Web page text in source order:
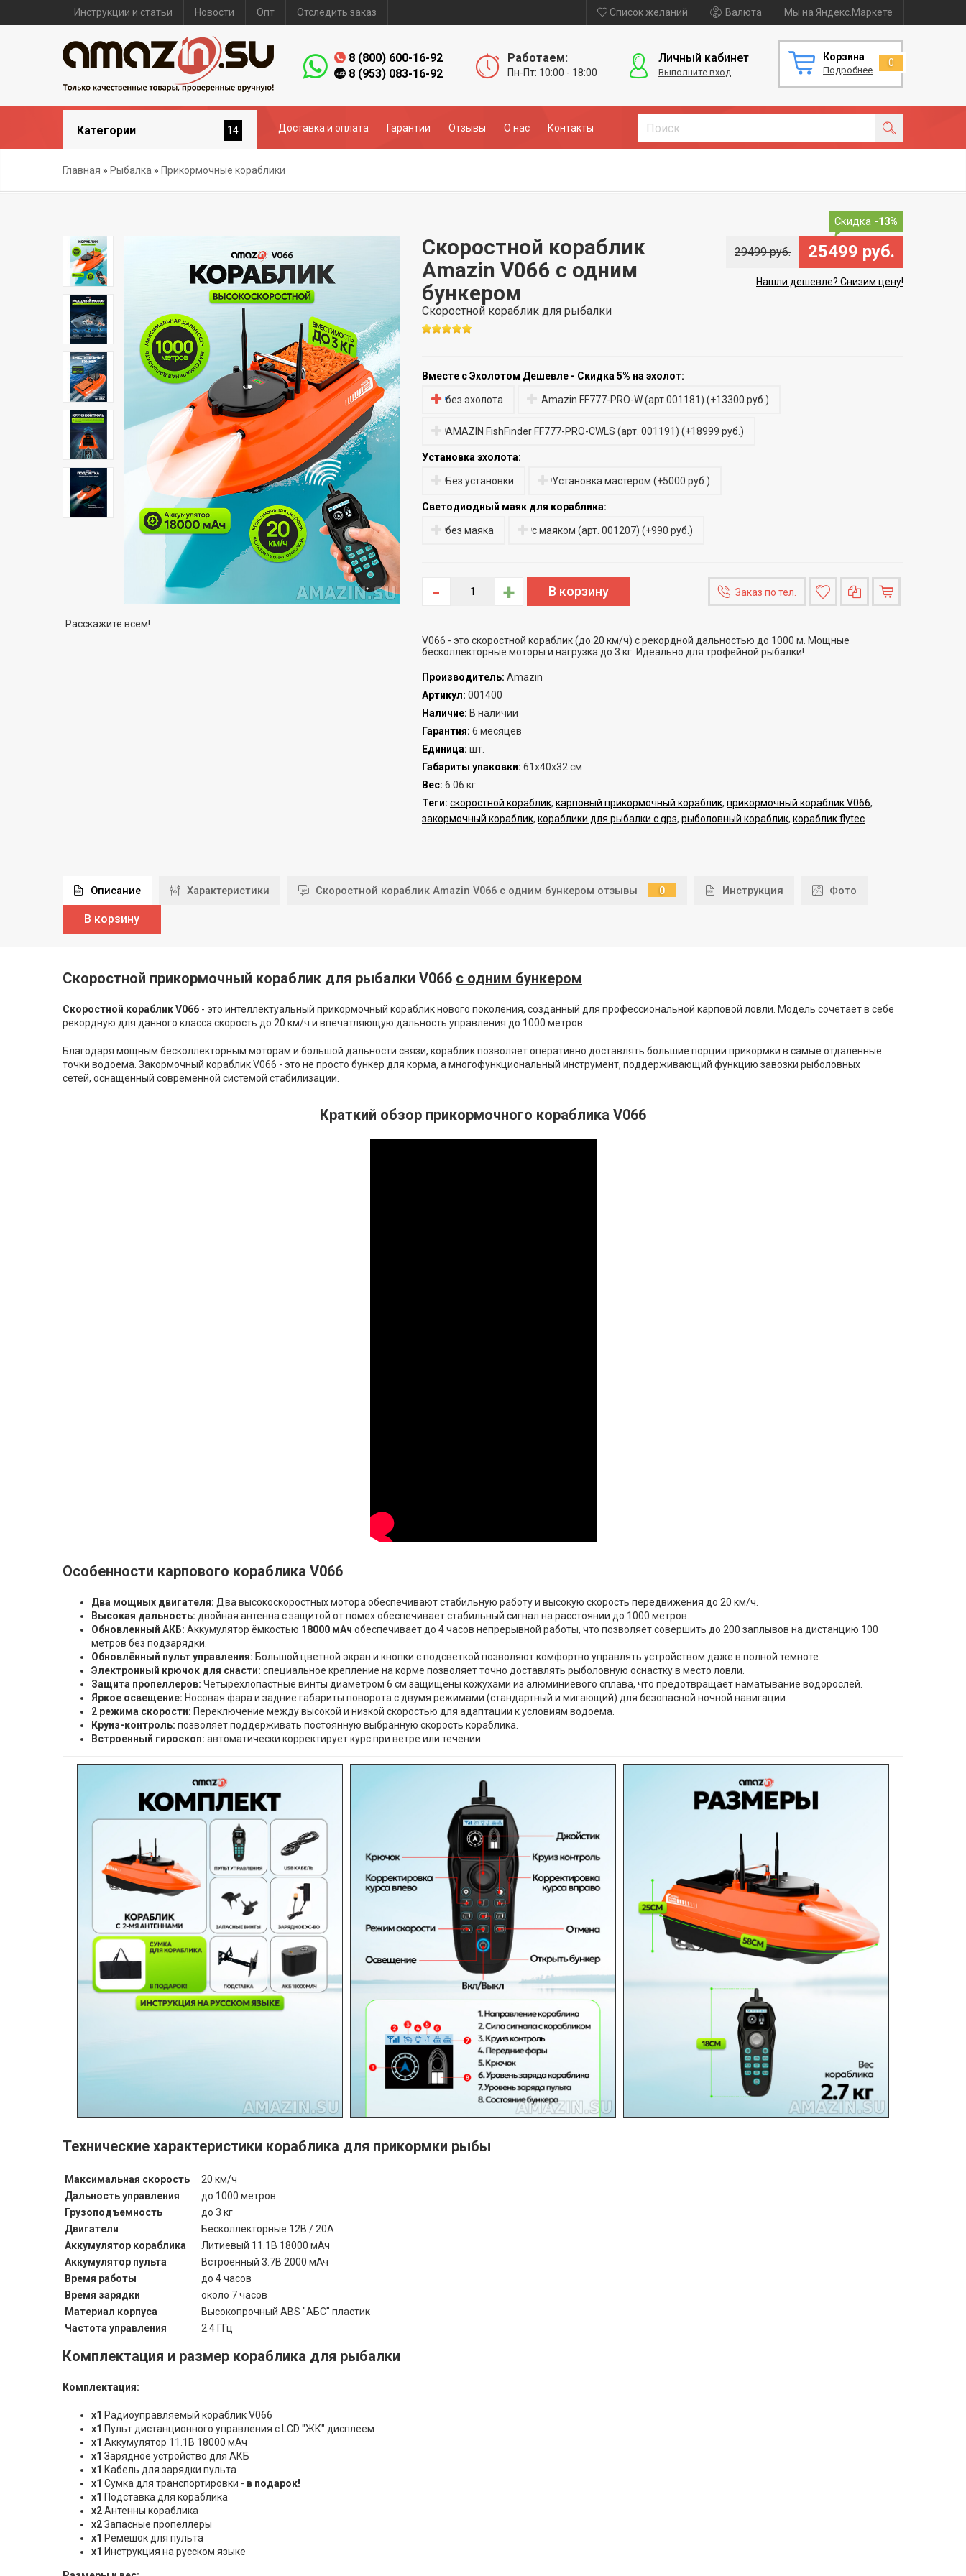
Инструкции и статьи Новости Опт Отследить заказ Список желаний Валюта Мы на Яндекс.Маркете
8 (800) 600-16-92
8 (953) 083-16-92
Работаем:
Пн-Пт: 10:00 - 18:00
Личный кабинет
Выполните вход
Корзина
Подробнее
0
Категории 14 Доставка и оплата Гарантии Отзывы О нас Контакты
Главная » Рыбалка » Прикормочные кораблики
Расскажите всем!
Скидка -13%
Скоростной кораблик
Amazin V066 с одним
бункером
Скоростной кораблик для рыбалки
29499 руб. 25499 руб.
Нашли дешевле? Снизим цену!
Вместе с Эхолотом Дешевле - Скидка 5% на эхолот:
без эхолота Amazin FF777-PRO-W (арт.001181) (+13300 руб. )
AMAZIN FishFinder FF777-PRO-CWLS (арт. 001191) (+18999 руб. )
Установка эхолота:
Без установки Установка мастером (+5000 руб. )
Светодиодный маяк для кораблика:
без маяка с маяком (арт. 001207) (+990 руб. )
- + Заказ по тел.
V066 - это скоростной кораблик (до 20 км/ч) с рекордной дальностью до 1000 м. Мощные
бесколлекторные моторы и нагрузка до 3 кг. Идеально для трофейной рыбалки!
Производитель: Amazin
Артикул: 001400
Наличие: В наличии
Гарантия: 6 месяцев
Единица: шт.
Габариты упаковки: 61х40х32 см
Вес: 6.06 кг
Теги: скоростной кораблик, карповый прикормочный кораблик, прикормочный кораблик V066,
закормочный кораблик, кораблики для рыбалки с gps, рыболовный кораблик, кораблик flytec
Описание Характеристики Скоростной кораблик Amazin V066 с одним бункером отзывы 0 Инструкция Фото
В корзину
Скоростной прикормочный кораблик для рыбалки V066 с одним бункером
Скоростной кораблик V066 - это интеллектуальный прикормочный кораблик нового поколения, созданный для профессиональной карповой ловли. Модель сочетает в себе
рекордную для данного класса скорость до 20 км/ч и впечатляющую дальность управления до 1000 метров.
Благодаря мощным бесколлекторным моторам и большой дальности связи, кораблик позволяет оперативно доставлять большие порции прикормки в самые отдаленные
точки водоема. Закормочный кораблик V066 - это не просто бункер для корма, а многофункциональный инструмент, поддерживающий функцию завозки рыболовных
сетей, оснащенный современной системой стабилизации.
Краткий обзор прикормочного кораблика V066
Особенности карпового кораблика V066
Два мощных двигателя: Два высокоскоростных мотора обеспечивают стабильную работу и высокую скорость передвижения до 20 км/ч.
Высокая дальность: двойная антенна с защитой от помех обеспечивает стабильный сигнал на расстоянии до 1000 метров.
Обновленный АКБ: Аккумулятор ёмкостью 18000 мАч обеспечивает до 4 часов непрерывной работы, что позволяет совершить до 200 заплывов на дистанцию 100
метров без подзарядки.
Обновлённый пульт управления: Большой цветной экран и кнопки с подсветкой позволяют комфортно управлять устройством даже в полной темноте.
Электронный крючок для снасти: специальное крепление на корме позволяет точно доставлять рыболовную оснастку в место ловли.
Защита пропеллеров: Четырехлопастные винты диаметром 6 см защищены кожухами из алюминиевого сплава, что предотвращает наматывание водорослей.
Яркое освещение: Носовая фара и задние габариты поворота с двумя режимами (стандартный и мигающий) для безопасной ночной навигации.
2 режима скорости: Переключение между высокой и низкой скоростью для адаптации к условиям водоема.
Круиз-контроль: позволяет поддерживать постоянную выбранную скорость кораблика.
Встроенный гироскоп: автоматически корректирует курс при ветре или течении.
Технические характеристики кораблика для прикормки рыбы
Максимальная скорость
20 км/ч
Дальность управления
до 1000 метров
Грузоподъемность
до 3 кг
Двигатели
Бесколлекторные 12В / 20А
Аккумулятор кораблика
Литиевый 11.1В 18000 мАч
Аккумулятор пульта
Встроенный 3.7В 2000 мАч
Время работы
до 4 часов
Время зарядки
около 7 часов
Материал корпуса
Высокопрочный ABS "АБС" пластик
Частота управления
2.4 ГГц
Комплектация и размер кораблика для рыбалки
Комплектация:
х1 Радиоуправляемый кораблик V066
х1 Пульт дистанционного управления с LCD "ЖК" дисплеем
х1 Аккумулятор 11.1В 18000 мАч
х1 Зарядное устройство для АКБ
х1 Кабель для зарядки пульта
х1 Сумка для транспортировки - в подарок!
х1 Подставка для кораблика
х2Антенны кораблика
х2Запасные пропеллеры
х1 Ремешок для пульта
х1 Инструкция на русском языке